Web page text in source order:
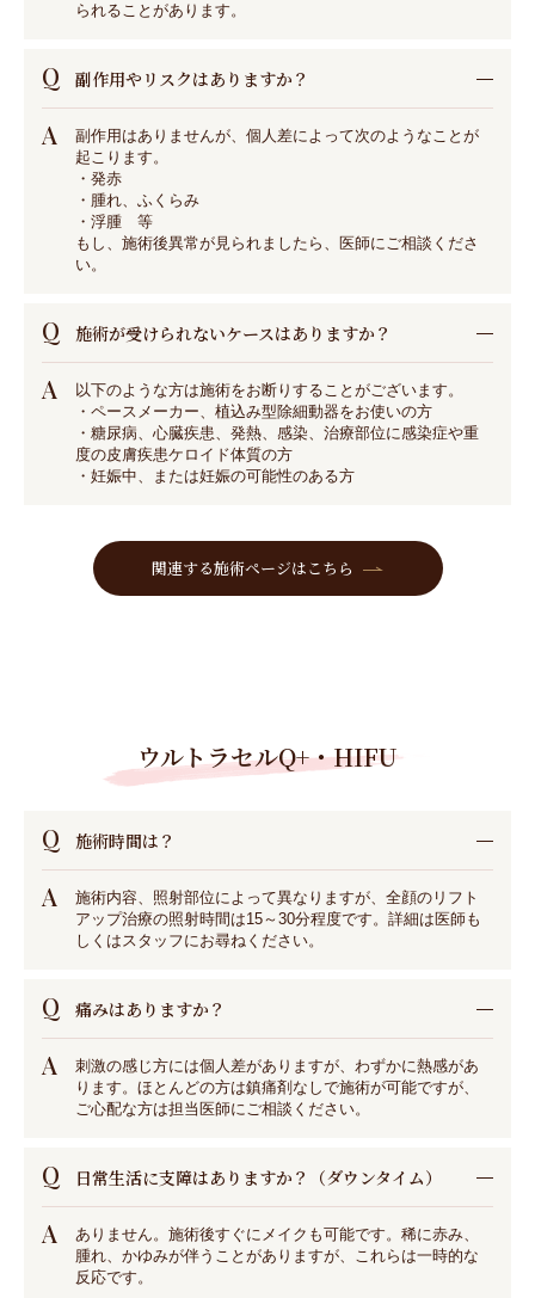
られることがあります。
Q 副作用やリスクはありますか？
A
副作用はありませんが、個人差によって次のようなことが
起こります。
・発赤
・腫れ、ふくらみ
・浮腫 等
もし、施術後異常が見られましたら、医師にご相談くださ
い。
Q 施術が受けられないケースはありますか？
A
以下のような方は施術をお断りすることがございます。
・ペースメーカー、植込み型除細動器をお使いの方
・糖尿病、心臓疾患、発熱、感染、治療部位に感染症や重
度の皮膚疾患ケロイド体質の方
・妊娠中、または妊娠の可能性のある方
関連する施術ページはこちら
ウルトラセルQ+・HIFU
Q 施術時間は？
A
施術内容、照射部位によって異なりますが、全顔のリフト
アップ治療の照射時間は15～30分程度です。詳細は医師も
しくはスタッフにお尋ねください。
Q 痛みはありますか？
A
刺激の感じ方には個人差がありますが、わずかに熱感があ
ります。ほとんどの方は鎮痛剤なしで施術が可能ですが、
ご心配な方は担当医師にご相談ください。
Q 日常生活に支障はありますか？（ダウンタイム）
A
ありません。施術後すぐにメイクも可能です。稀に赤み、
腫れ、かゆみが伴うことがありますが、これらは一時的な
反応です。